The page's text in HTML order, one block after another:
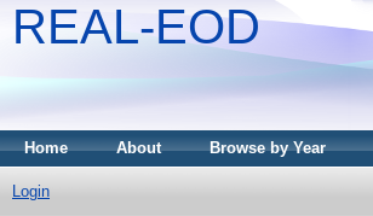
REAL-EOD
Home About Browse by Year
Login